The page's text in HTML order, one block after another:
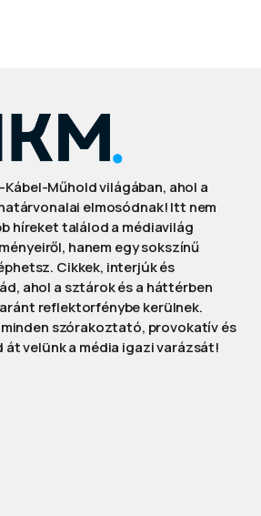
Műhold világában, ahol a
elmosódnak! Itt nem
híreket találod a médiavilág
hanem egy sokszínű
Cikkek, interjúk és
ahol a sztárok és a háttérben
reflektorfénybe kerülnek.
szórakoztató, provokatív és
át velünk a média igazi varázsát!